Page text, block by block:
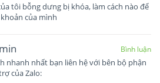
tôi bỗng dưng bị khóa, làm cách nào để
của mình
Bình luận
nhanh nhất bạn liên hệ với bên bộ phận
của Zalo: